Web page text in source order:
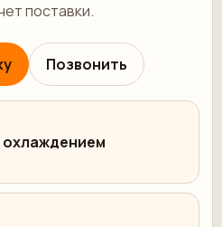
поставки.
Позвонить
охлаждением